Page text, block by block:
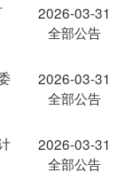
2026-03-31
全部公告
2026-03-31
全部公告
2026-03-31
全部公告